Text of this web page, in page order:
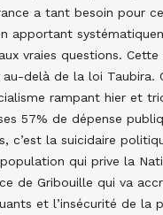
a tant besoin pour
apportant
vraies questions. Cette
au-delà de la loi Taubira.
rampant hier et
57% de dépense
c’est la suicidaire
qui prive la
de Gribouille qui va
et l’insécurité de la